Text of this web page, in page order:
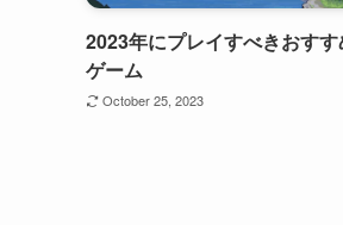
2023年にプレイすべきおす
ゲーム
October 25, 2023